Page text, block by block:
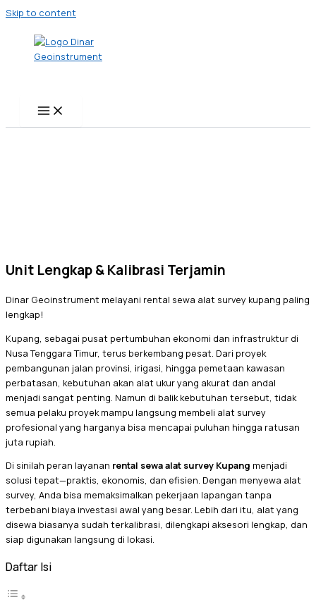
Skip to content
Unit Lengkap & Kalibrasi Terjamin
Dinar Geoinstrument melayani rental sewa alat survey kupang paling
lengkap!
Kupang, sebagai pusat pertumbuhan ekonomi dan infrastruktur di
Nusa Tenggara Timur, terus berkembang pesat. Dari proyek
pembangunan jalan provinsi, irigasi, hingga pemetaan kawasan
perbatasan, kebutuhan akan alat ukur yang akurat dan andal
menjadi sangat penting. Namun di balik kebutuhan tersebut, tidak
semua pelaku proyek mampu langsung membeli alat survey
profesional yang harganya bisa mencapai puluhan hingga ratusan
juta rupiah.
Di sinilah peran layanan rental sewa alat survey Kupang menjadi
solusi tepat—praktis, ekonomis, dan efisien. Dengan menyewa alat
survey, Anda bisa memaksimalkan pekerjaan lapangan tanpa
terbebani biaya investasi awal yang besar. Lebih dari itu, alat yang
disewa biasanya sudah terkalibrasi, dilengkapi aksesori lengkap, dan
siap digunakan langsung di lokasi.
Daftar Isi